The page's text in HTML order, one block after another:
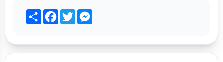
Share Facebook
Twitter